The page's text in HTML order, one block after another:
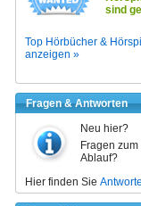
sind
Top Hörbücher &
anzeigen »
Fragen & Antworten
Neu hier?
Fragen zum
Ablauf?
Hier finden Sie